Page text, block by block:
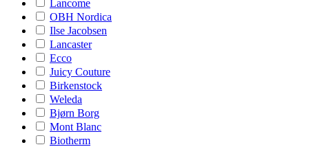
Lancome
OBH Nordica
Ilse Jacobsen
Lancaster
Ecco
Juicy Couture
Birkenstock
Weleda
Bjørn Borg
Mont Blanc
Biotherm